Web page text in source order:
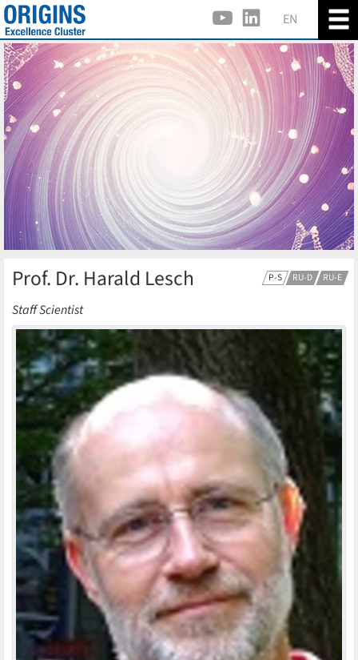
EN
P-S RU-D RU-E
Prof. Dr. Harald Lesch
Staff Scientist